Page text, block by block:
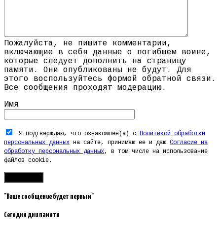
Пожалуйста, не пишите комментарии,
включающие в себя данные о погибшем воине,
которые следует дополнить на страницу
памяти. Они опубликованы не будут. Для
этого воспользуйтесь формой обратной связи.
Все сообщения проходят модерацию.
Имя
Я подтверждаю, что ознакомлен(а) с
Политикой обработки
персональных данных на сайте, принимаю ее и даю Согласие на
обработку персональных данных, в том числе на использование
файлов cookie.
"Ваше сообщение будет первым"
Сегодня дни памяти